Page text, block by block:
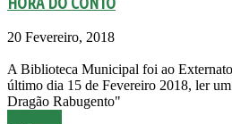
20 Fevereiro, 2018
A Biblioteca Municipal foi ao Externato
último dia 15 de Fevereiro 2018, ler
Dragão Rabugento"